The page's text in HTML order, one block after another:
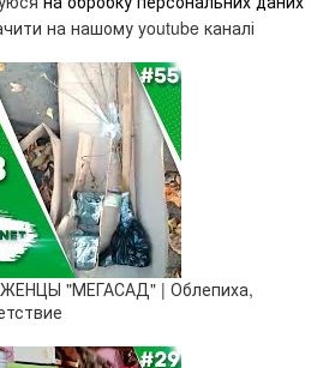
на нашому youtube каналі
"МЕГАСАД" | Облепиха,